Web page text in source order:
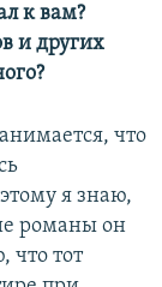
к вам?
и других
что
я знаю,
романы он
что тот